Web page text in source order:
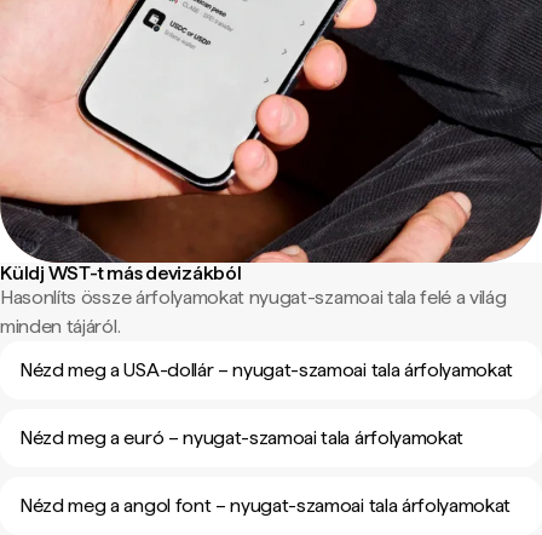
Küldj WST-t más devizákból
Hasonlíts össze árfolyamokat nyugat-szamoai tala felé a világ
minden tájáról.
Nézd meg a USA-dollár – nyugat-szamoai tala árfolyamokat
Nézd meg a euró – nyugat-szamoai tala árfolyamokat
Nézd meg a angol font – nyugat-szamoai tala árfolyamokat